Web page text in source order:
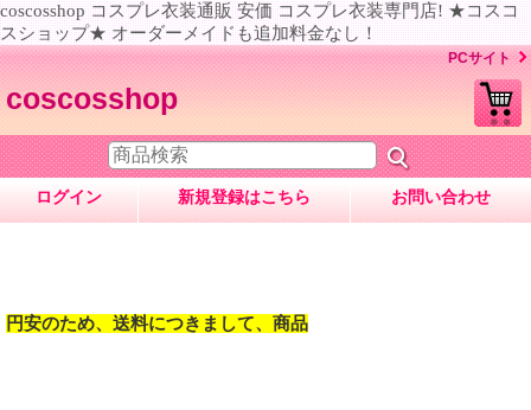
coscosshop コスプレ衣装通販 安価 コスプレ衣装専門店! ★コスコ
スショップ★ オーダーメイドも追加料金なし！
PCサイト
coscosshop
ログイン 新規登録はこちら お問い合わせ
円安のため、送料につきまして、商品